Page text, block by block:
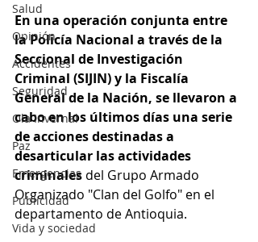
Salud
Opinión
Accidentes
Seguridad
Ola Invernal
Paz
Emergencias
Publicidad
Vida y sociedad
En una operación conjunta entre
la Policía Nacional a través de la
Seccional de Investigación
Criminal (SIJIN) y la Fiscalía
General de la Nación, se llevaron a
cabo en los últimos días una serie
de acciones destinadas a
desarticular las actividades
criminales del Grupo Armado
Organizado "Clan del Golfo" en el
departamento de Antioquia.